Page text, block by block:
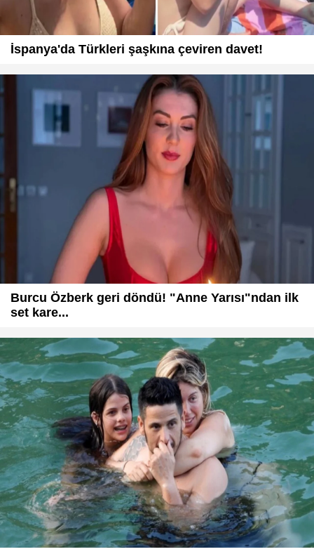
İspanya'da Türkleri şaşkına çeviren davet!
Burcu Özberk geri döndü! "Anne Yarısı"ndan ilk
set kare...